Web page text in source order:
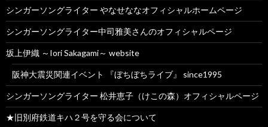
シンガーソングライター やなせななオフィシャルホームページ
シンガーソングライター中司雅美さんのオフィシャルページ
坂上伊織 ～Iori Sakagami～ website
阪神大震災関連イベント 『ぼちぼちライブ』 since1995
シンガーソングライター 松井恵子（けこの森）オフィシャルページ
★旧別府鉄道キハ２号を守る会について